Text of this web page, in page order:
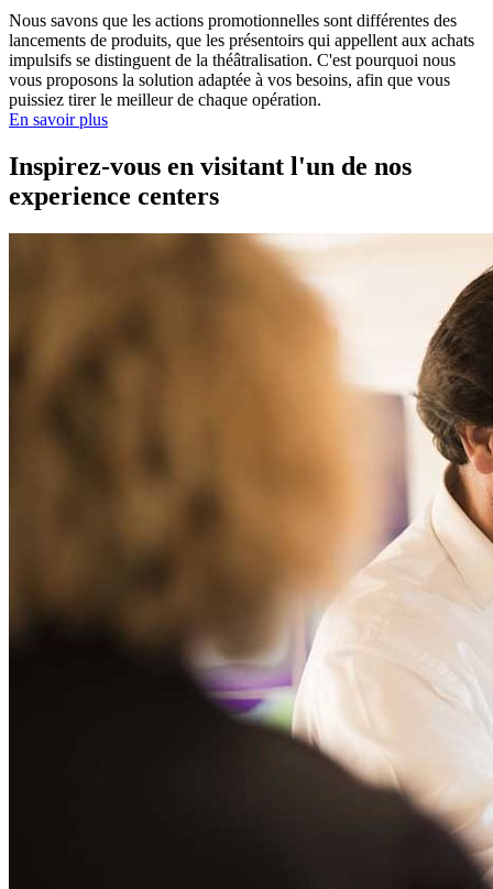
Nous savons que les actions promotionnelles sont différentes des
lancements de produits, que les présentoirs qui appellent aux achats
impulsifs se distinguent de la théâtralisation. C'est pourquoi nous
vous proposons la solution adaptée à vos besoins, afin que vous
puissiez tirer le meilleur de chaque opération.
En savoir plus
Inspirez-vous en visitant l'un de nos
experience centers